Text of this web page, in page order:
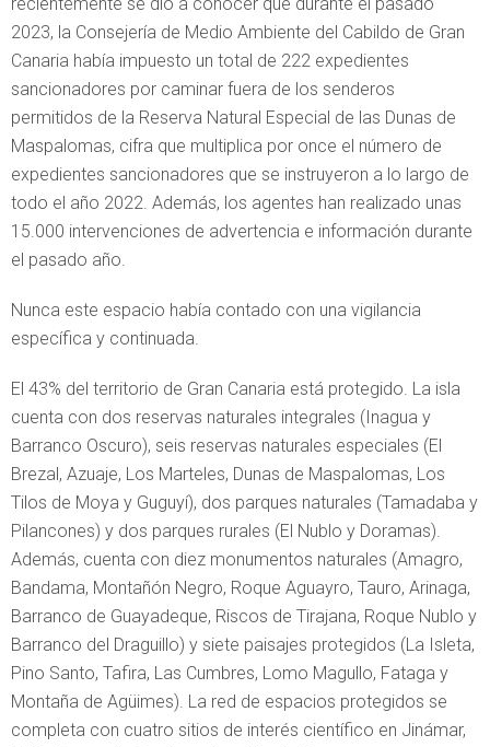
recientemente se dio a conocer que durante el pasado
2023, la Consejería de Medio Ambiente del Cabildo de Gran
Canaria había impuesto un total de 222 expedientes
sancionadores por caminar fuera de los senderos
permitidos de la Reserva Natural Especial de las Dunas de
Maspalomas, cifra que multiplica por once el número de
expedientes sancionadores que se instruyeron a lo largo de
todo el año 2022. Además, los agentes han realizado unas
15.000 intervenciones de advertencia e información durante
el pasado año.
Nunca este espacio había contado con una vigilancia
específica y continuada.
El 43% del territorio de Gran Canaria está protegido. La isla
cuenta con dos reservas naturales integrales (Inagua y
Barranco Oscuro), seis reservas naturales especiales (El
Brezal, Azuaje, Los Marteles, Dunas de Maspalomas, Los
Tilos de Moya y Guguyí), dos parques naturales (Tamadaba y
Pilancones) y dos parques rurales (El Nublo y Doramas).
Además, cuenta con diez monumentos naturales (Amagro,
Bandama, Montañón Negro, Roque Aguayro, Tauro, Arinaga,
Barranco de Guayadeque, Riscos de Tirajana, Roque Nublo y
Barranco del Draguillo) y siete paisajes protegidos (La Isleta,
Pino Santo, Tafira, Las Cumbres, Lomo Magullo, Fataga y
Montaña de Agüimes). La red de espacios protegidos se
completa con cuatro sitios de interés científico en Jinámar,